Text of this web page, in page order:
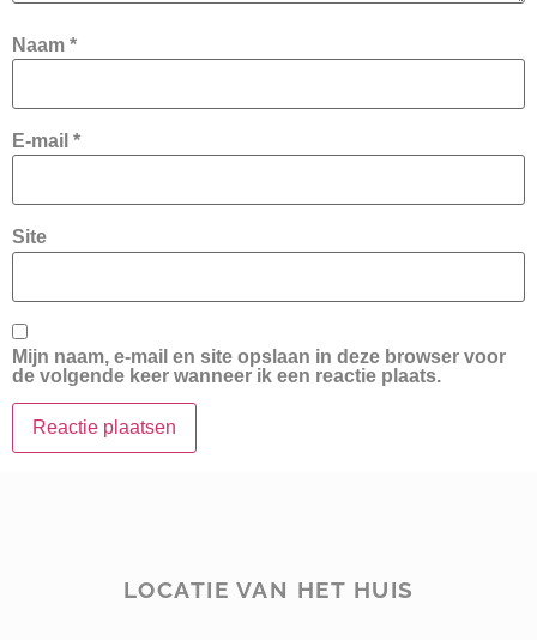
Naam *
E-mail *
Site
Mijn naam, e-mail en site opslaan in deze browser voor
de volgende keer wanneer ik een reactie plaats.
LOCATIE VAN HET HUIS